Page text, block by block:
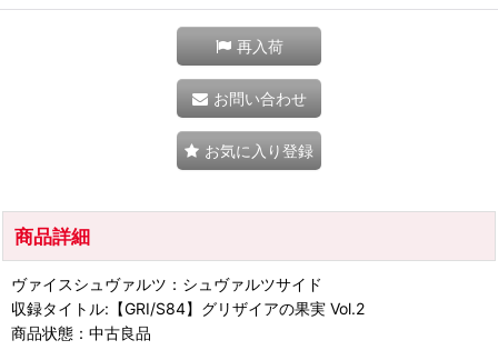
再入荷
お問い合わせ
お気に入り登録
商品詳細
ヴァイスシュヴァルツ：シュヴァルツサイド
収録タイトル:【GRI/S84】グリザイアの果実 Vol.2
商品状態：中古良品